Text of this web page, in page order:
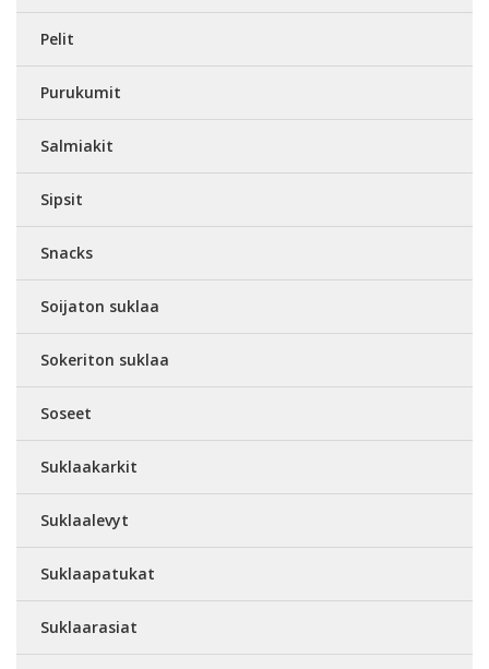
Pelit
Purukumit
Salmiakit
Sipsit
Snacks
Soijaton suklaa
Sokeriton suklaa
Soseet
Suklaakarkit
Suklaalevyt
Suklaapatukat
Suklaarasiat